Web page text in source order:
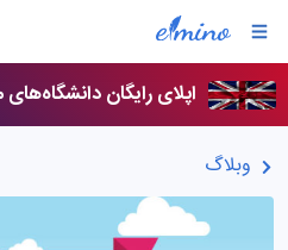
اپلای رایگان دانشگاه‌های
وبلاگ